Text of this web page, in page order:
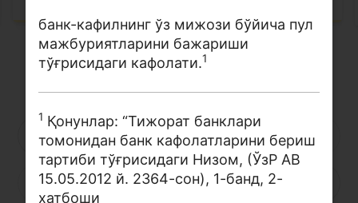
Луғат
Молиявий саводхонлик бўйича китоблар
Лойиҳалар
Интерактив хизматлар
Фотогалерея
Кирилл алифбоси Лотин алифбоси
А Б В Г Ғ Д
Ж З И Й К
банк-кафилнинг ўз мижози бўйича пул
мажбуриятларини бажариши
тўғрисидаги кафолати.1
1 Қонунлар: “Тижорат банклари
томонидан банк кафолатларини бериш
тартиби тўғрисидаги Низом, (ЎзР АВ
15.05.2012 й. 2364-сон), 1-банд, 2-
хатбоши